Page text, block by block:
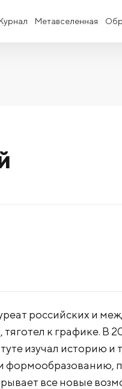
Метавселенная
российских и
к графике. В
изучал историю
формообразованию,
все новые